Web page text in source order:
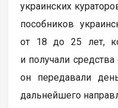
украинских
пособников
от 18 до 25 лет,
и получали
он передавали
дальнейшего